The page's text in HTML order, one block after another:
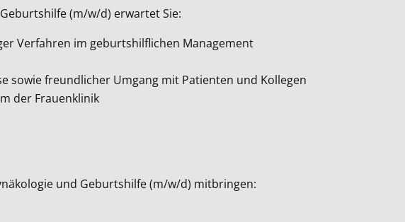
(m/w/d) erwartet Sie:
Verfahren im geburtshilflichen Management
sowie freundlicher Umgang mit Patienten und Kollegen
der Frauenklinik
und Geburtshilfe (m/w/d) mitbringen: